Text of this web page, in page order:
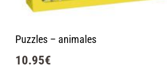
Puzzles – animales
10.95€